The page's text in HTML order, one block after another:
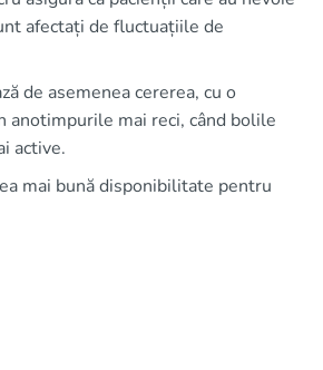
afectați de fluctuațiile de
de asemenea cererea, cu o
anotimpurile mai reci, când bolile
active.
mai bună disponibilitate pentru